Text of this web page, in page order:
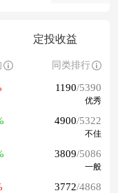
定投收益
同类排行
1190/5390
优秀
4900/5322
不佳
3809/5086
一般
3772/4868